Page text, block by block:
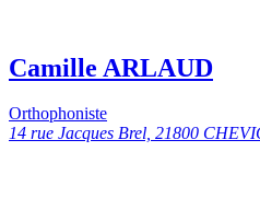
Camille ARLAUD
Orthophoniste
14 rue Jacques Brel, 21800